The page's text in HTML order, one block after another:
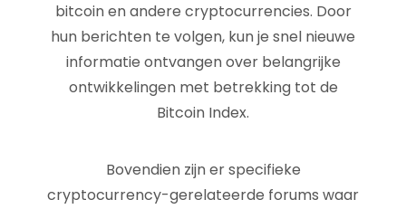
bitcoin en andere cryptocurrencies. Door
hun berichten te volgen, kun je snel nieuwe
informatie ontvangen over belangrijke
ontwikkelingen met betrekking tot de
Bitcoin Index.
Bovendien zijn er specifieke
cryptocurrency-gerelateerde forums waar